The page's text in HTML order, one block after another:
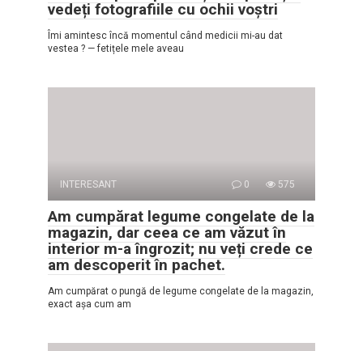
vedeți fotografiile cu ochii voștri
Îmi amintesc încă momentul când medicii mi-au dat
vestea ? — fetițele mele aveau
INTERESANT 0 575
Am cumpărat legume congelate de la
magazin, dar ceea ce am văzut în
interior m-a îngrozit; nu veți crede ce
am descoperit în pachet.
Am cumpărat o pungă de legume congelate de la magazin,
exact așa cum am